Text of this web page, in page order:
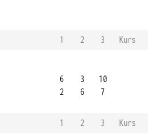
1 2 3
Kurs
6
2
3
6
10
7
1 2 3
Kurs